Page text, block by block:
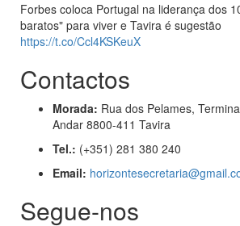
Forbes coloca Portugal na liderança dos
baratos" para viver e Tavira é sugestão
https://t.co/Ccl4KSKeuX
Contactos
Morada: Rua dos Pelames,
Andar 8800-411 Tavira
Tel.: (+351) 281 380 240
Email:
Segue-nos